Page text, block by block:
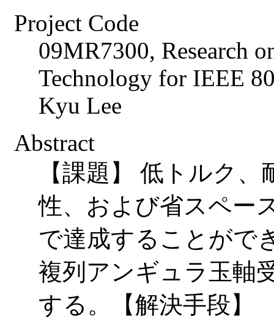
Project Code
09MR7300, Research
Technology for IEEE
Kyu Lee
Abstract
【課題】 低トルク
性、および省スペー
で達成することがで
複列アンギュラ玉軸
する。【解決手段】